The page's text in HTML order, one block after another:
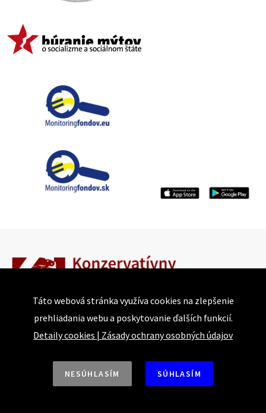
Bajkalská 25
Tel.: +421 918 493 917 | +421 915 874 744
Táto webová stránka využíva cookies na zlepšenie
prehliadania webu a poskytovanie ďalších funkcií.
Detaily cookies | Zásady ochrany osobných údajov
NESÚHLASÍM SÚHLASÍM